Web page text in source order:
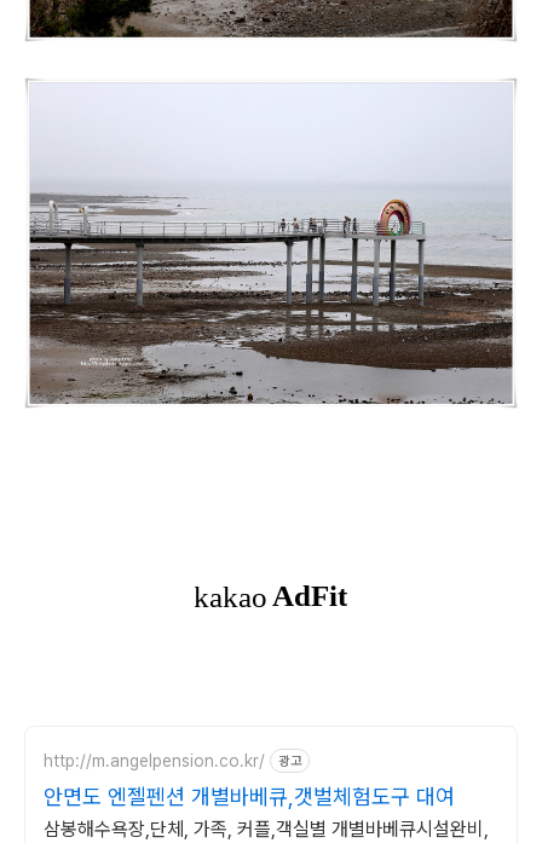
http://m.angelpension.co.kr/ 광고
안면도 엔젤펜션 개별바베큐,갯벌체험도구 대여
삼봉해수욕장,단체, 가족, 커플,객실별 개별바베큐시설완비,